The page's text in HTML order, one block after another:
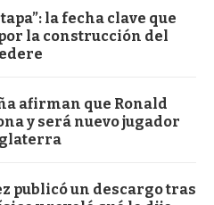
la fecha clave que
la construcción del
afirman que Ronald
y será nuevo jugador
publicó un descargo tras